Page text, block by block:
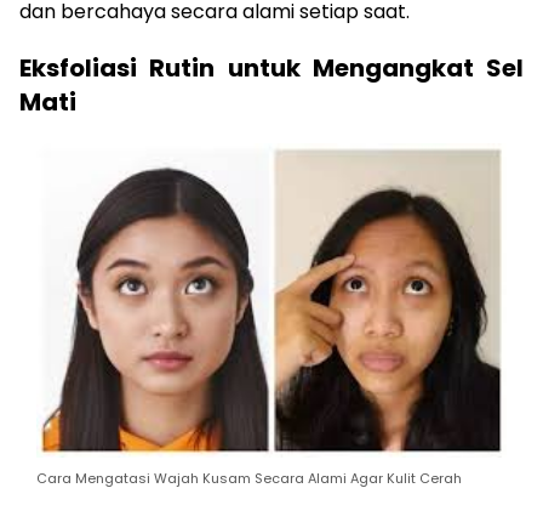
dan bercahaya secara alami setiap saat.
Eksfoliasi Rutin untuk Mengangkat Sel
Mati
Cara Mengatasi Wajah Kusam Secara Alami Agar Kulit Cerah